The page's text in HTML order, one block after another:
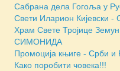
Сабрана дела Гогоља у
Свети Иларион Кијевски -
Храм Свете Тројице Земун
СИМОНИДА
Промоција књиге - Срби и
Како поробити човека!!!